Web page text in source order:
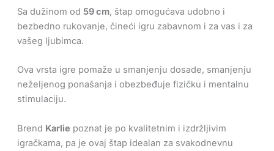
Sa dužinom od 59 cm, štap omogućava udobno i
bezbedno rukovanje, čineći igru zabavnom i za vas i za
vašeg ljubimca.
Ova vrsta igre pomaže u smanjenju dosade, smanjenju
neželjenog ponašanja i obezbeđuje fizičku i mentalnu
stimulaciju.
Brend Karlie poznat je po kvalitetnim i izdržljivim
igračkama, pa je ovaj štap idealan za svakodnevnu